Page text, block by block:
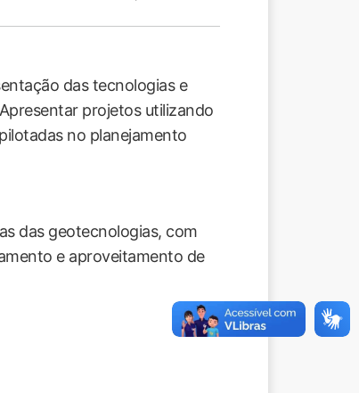
das tecnologias e
projetos utilizando
no planejamento
das geotecnologias, com
e aproveitamento de